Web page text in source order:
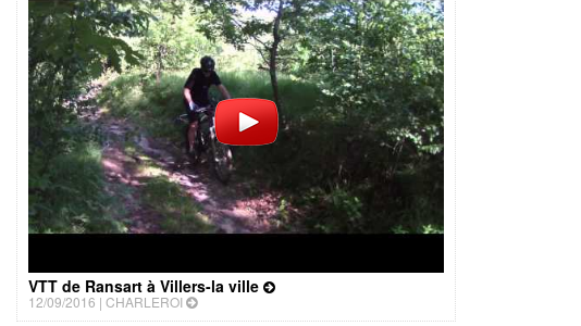
VTT de Ransart à Villers-la ville
12/09/2016 | CHARLEROI